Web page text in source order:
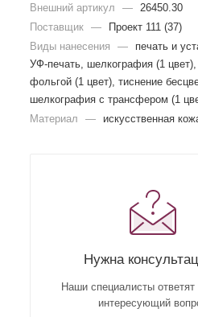
Внешний артикул —
26450.30
Поставщик —
Проект 111 (37)
Виды нанесения
—
печать и
УФ-печать, шелкография (1 цвет),
фольгой (1 цвет), тиснение
шелкография с трансфером (1
Материал
— искусственная
Нужна
Наши специалисты
интересующий